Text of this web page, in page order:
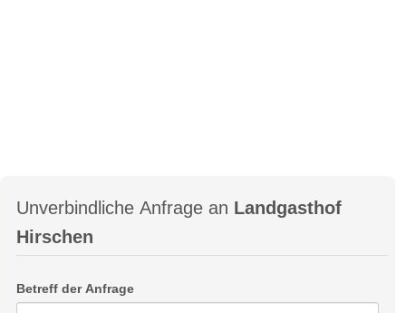
Unverbindliche Anfrage an Landgasthof
Hirschen
Betreff der Anfrage